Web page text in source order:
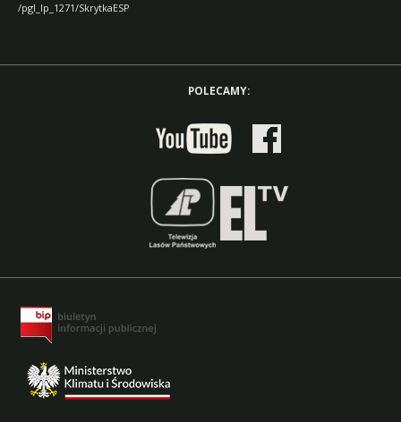
/pgl_lp_1271/SkrytkaESP
POLECAMY: